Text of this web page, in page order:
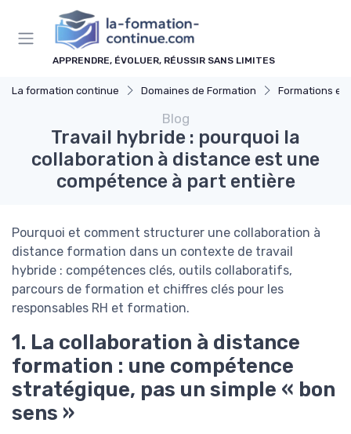
APPRENDRE, ÉVOLUER, RÉUSSIR SANS LIMITES
La formation continue Domaines de Formation Formations en
Blog
Travail hybride : pourquoi la
collaboration à distance est une
compétence à part entière
Pourquoi et comment structurer une collaboration à
distance formation dans un contexte de travail
hybride : compétences clés, outils collaboratifs,
parcours de formation et chiffres clés pour les
responsables RH et formation.
1. La collaboration à distance
formation : une compétence
stratégique, pas un simple « bon
sens »
Panneau de gestion des cookies